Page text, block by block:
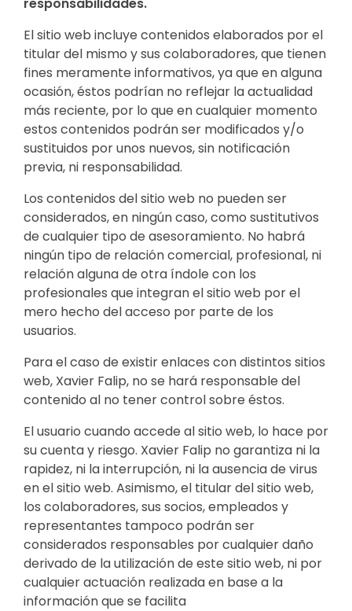
El sitio web incluye contenidos elaborados por el
titular del mismo y sus colaboradores, que tienen
fines meramente informativos, ya que en alguna
ocasión, éstos podrían no reflejar la actualidad
más reciente, por lo que en cualquier momento
estos contenidos podrán ser modificados y/o
sustituidos por unos nuevos, sin notificación
previa, ni responsabilidad.
Los contenidos del sitio web no pueden ser
considerados, en ningún caso, como sustitutivos
de cualquier tipo de asesoramiento. No habrá
ningún tipo de relación comercial, profesional, ni
relación alguna de otra índole con los
profesionales que integran el sitio web por el
mero hecho del acceso por parte de los
usuarios.
Para el caso de existir enlaces con distintos sitios
web, Xavier Falip, no se hará responsable del
contenido al no tener control sobre éstos.
El usuario cuando accede al sitio web, lo hace por
su cuenta y riesgo. Xavier Falip no garantiza ni la
rapidez, ni la interrupción, ni la ausencia de virus
en el sitio web. Asimismo, el titular del sitio web,
los colaboradores, sus socios, empleados y
representantes tampoco podrán ser
considerados responsables por cualquier daño
derivado de la utilización de este sitio web, ni por
cualquier actuación realizada en base a la
información que se facilita